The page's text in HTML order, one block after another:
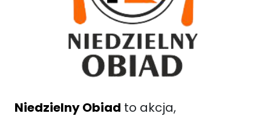
Niedzielny Obiad to akcja,